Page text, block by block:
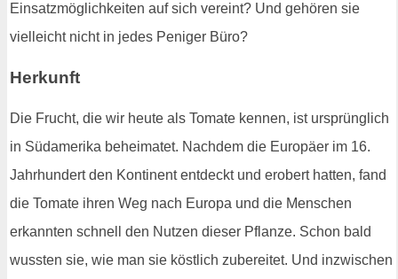
Einsatzmöglichkeiten auf sich vereint? Und gehören sie
vielleicht nicht in jedes Peniger Büro?
Herkunft
Die Frucht, die wir heute als Tomate kennen, ist ursprünglich
in Südamerika beheimatet. Nachdem die Europäer im 16.
Jahrhundert den Kontinent entdeckt und erobert hatten, fand
die Tomate ihren Weg nach Europa und die Menschen
erkannten schnell den Nutzen dieser Pflanze. Schon bald
wussten sie, wie man sie köstlich zubereitet. Und inzwischen